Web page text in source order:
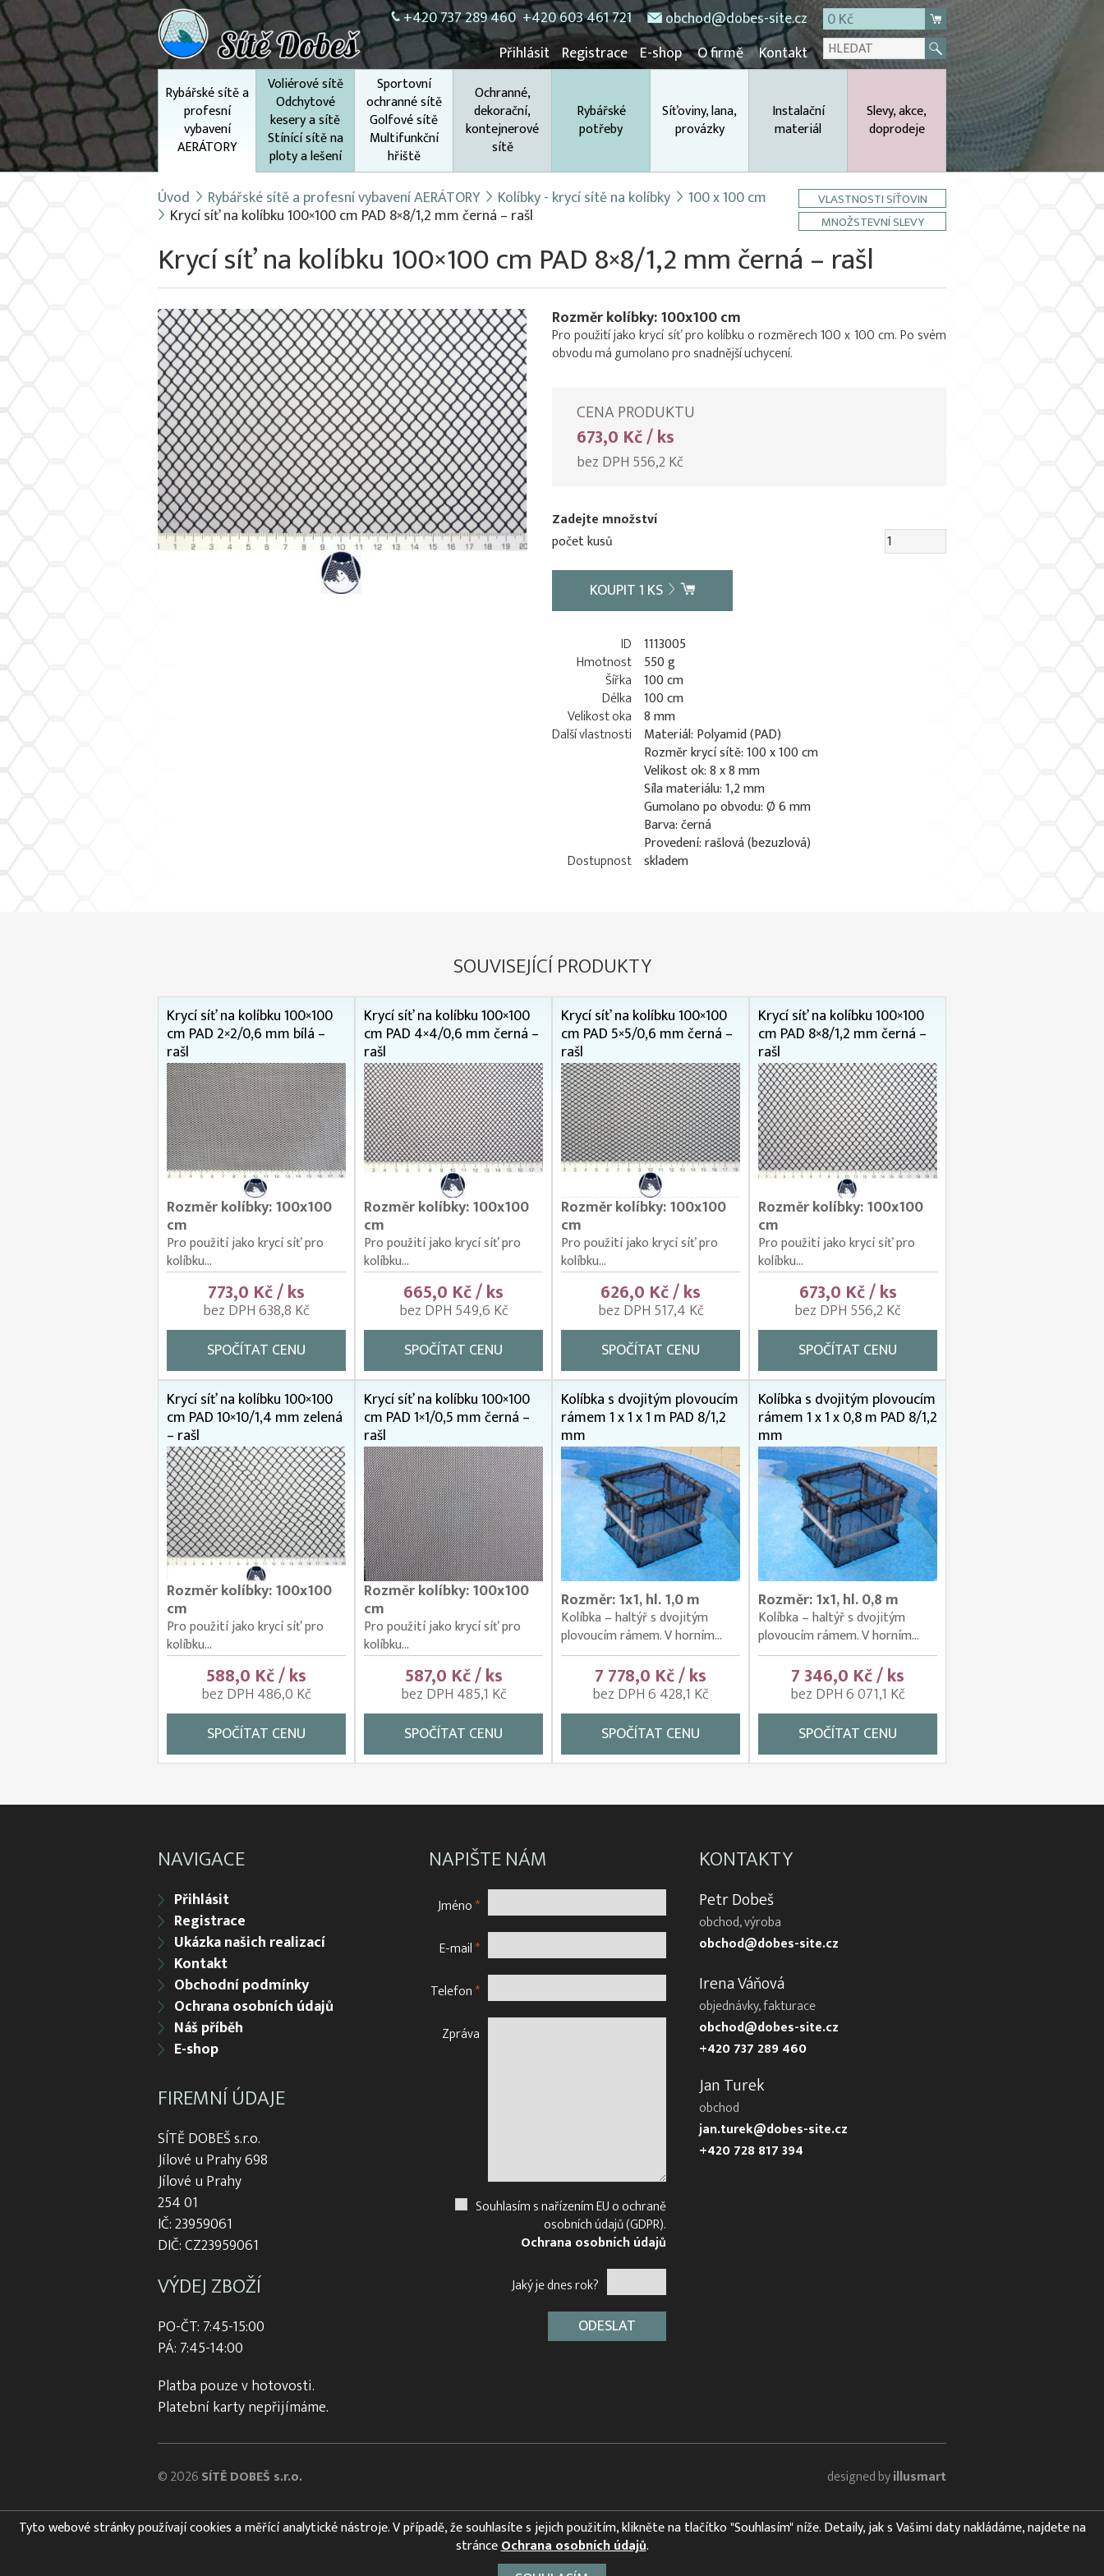
+420 737 289 460 +420 603 461 721 obchod@dobes-site.cz
0 Kč
Přihlásit Registrace E-shop O firmě Kontakt
Rybářské sítě a
profesní
vybavení
AERÁTORY
Voliérové sítě
Odchytové
kesery a sítě
Stínící sítě na
ploty a lešení
Sportovní
ochranné sítě
Golfové sítě
Multifunkční
hřiště
Ochranné,
dekorační,
kontejnerové
sítě
Rybářské
potřeby
Síťoviny, lana,
provázky
Instalační
materiál
Slevy, akce,
doprodeje
Úvod Rybářské sítě a profesní vybavení AERÁTORY Kolíbky - krycí sítě na kolíbky 100 x 100 cm
Krycí síť na kolíbku 100×100 cm PAD 8×8/1,2 mm černá – rašl
VLASTNOSTI SÍŤOVIN
MNOŽSTEVNÍ SLEVY
Krycí síť na kolíbku 100×100 cm PAD 8×8/1,2 mm černá – rašl
Rozměr kolíbky: 100x100 cm
Pro použití jako krycí síť pro kolíbku o rozměrech 100 x 100 cm. Po svém
obvodu má gumolano pro snadnější uchycení.
CENA PRODUKTU
673,0 Kč / ks
bez DPH 556,2 Kč
Zadejte množství
počet kusů
KOUPIT1 KS
ID 1113005
Hmotnost 550 g
Šířka 100 cm
Délka 100 cm
Velikost oka 8 mm
Další vlastnosti
Materiál: Polyamid (PAD)
Rozměr krycí sítě: 100 x 100 cm
Velikost ok: 8 x 8 mm
Síla materiálu: 1,2 mm
Gumolano po obvodu: Ø 6 mm
Barva: černá
Provedení: rašlová (bezuzlová)
Dostupnost skladem
SOUVISEJÍCÍ PRODUKTY
Krycí síť na kolíbku 100×100
cm PAD 2×2/0,6 mm bílá –
rašl
Rozměr kolíbky: 100x100
cm
Pro použití jako krycí síť pro
kolíbku...
773,0 Kč / ks
bez DPH 638,8 Kč
SPOČÍTAT CENU
Krycí síť na kolíbku 100×100
cm PAD 4×4/0,6 mm černá –
rašl
Rozměr kolíbky: 100x100
cm
Pro použití jako krycí síť pro
kolíbku...
665,0 Kč / ks
bez DPH 549,6 Kč
SPOČÍTAT CENU
Krycí síť na kolíbku 100×100
cm PAD 5×5/0,6 mm černá –
rašl
Rozměr kolíbky: 100x100
cm
Pro použití jako krycí síť pro
kolíbku...
626,0 Kč / ks
bez DPH 517,4 Kč
SPOČÍTAT CENU
Krycí síť na kolíbku 100×100
cm PAD 8×8/1,2 mm černá –
rašl
Rozměr kolíbky: 100x100
cm
Pro použití jako krycí síť pro
kolíbku...
673,0 Kč / ks
bez DPH 556,2 Kč
SPOČÍTAT CENU
Krycí síť na kolíbku 100×100
cm PAD 10×10/1,4 mm zelená
– rašl
Rozměr kolíbky: 100x100
cm
Pro použití jako krycí síť pro
kolíbku...
588,0 Kč / ks
bez DPH 486,0 Kč
SPOČÍTAT CENU
Krycí síť na kolíbku 100×100
cm PAD 1×1/0,5 mm černá –
rašl
Rozměr kolíbky: 100x100
cm
Pro použití jako krycí síť pro
kolíbku...
587,0 Kč / ks
bez DPH 485,1 Kč
SPOČÍTAT CENU
Kolíbka s dvojitým plovoucím
rámem 1 x 1 x 1 m PAD 8/1,2
mm
Rozměr: 1x1, hl. 1,0 m
Kolíbka – haltýř s dvojitým
plovoucím rámem. V horním...
7 778,0 Kč / ks
bez DPH 6 428,1 Kč
SPOČÍTAT CENU
Kolíbka s dvojitým plovoucím
rámem 1 x 1 x 0,8 m PAD 8/1,2
mm
Rozměr: 1x1, hl. 0,8 m
Kolíbka – haltýř s dvojitým
plovoucím rámem. V horním...
7 346,0 Kč / ks
bez DPH 6 071,1 Kč
SPOČÍTAT CENU
NAVIGACE
Přihlásit
Registrace
Ukázka našich realizací
Kontakt
Obchodní podmínky
Ochrana osobních údajů
Náš příběh
E-shop
FIREMNÍ ÚDAJE
SÍTĚ DOBEŠ s.r.o.
Jílové u Prahy 698
Jílové u Prahy
254 01
IČ: 23959061
DIČ: CZ23959061
VÝDEJ ZBOŽÍ
PO-ČT: 7:45-15:00
PÁ: 7:45-14:00
Platba pouze v hotovosti.
Platební karty nepřijímáme.
NAPIŠTE NÁM
Jméno*
E-mail*
Telefon*
Zpráva
Souhlasím s nařízením EU o ochraně
osobních údajů (GDPR).
Ochrana osobních údajů
Jaký je dnes rok?
KONTAKTY
Petr Dobeš
obchod, výroba
obchod@dobes-site.cz
Irena Váňová
objednávky, fakturace
obchod@dobes-site.cz
+420 737 289 460
Jan Turek
obchod
jan.turek@dobes-site.cz
+420 728 817 394
© 2026SÍTĚ DOBEŠ s.r.o. designed byillusmart
Tyto webové stránky používají cookies a měřící analytické nástroje. V případě, že souhlasíte s jejich použitím, klikněte na tlačítko "Souhlasím" níže. Detaily, jak s Vašimi daty nakládáme, najdete na
stránceOchrana osobních údajů.